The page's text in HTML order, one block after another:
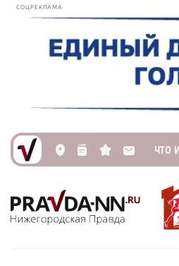
СОЦРЕКЛАМА
L n s M ЧТО